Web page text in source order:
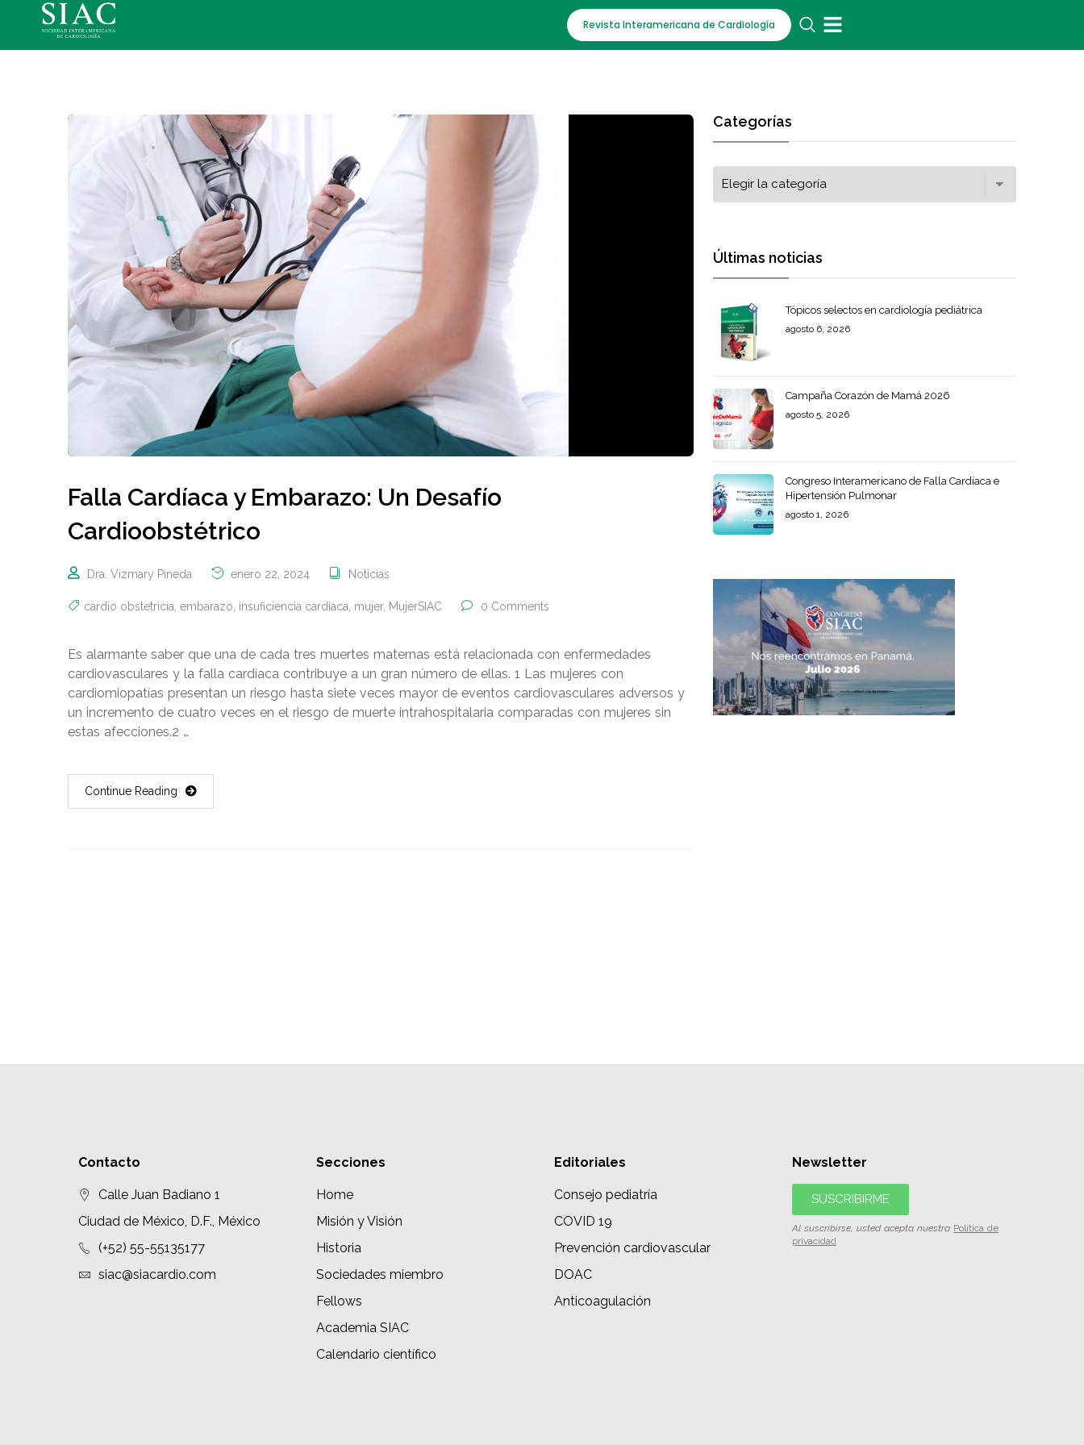
Revista Interamericana de Cardiología
Falla Cardíaca y Embarazo: Un Desafío
Cardioobstétrico
Dra. Vizmary Pineda enero 22, 2024 Noticias
cardio obstetricia embarazo insuficiencia cardíaca mujer, MujerSIAC 0 Comments
Es alarmante saber que una de cada tres muertes maternas está relacionada con enfermedades
cardiovasculares y la falla cardíaca contribuye a un gran número de ellas. 1 Las mujeres con
cardiomiopatías presentan un riesgo hasta siete veces mayor de eventos cardiovasculares adversos y
un incremento de cuatro veces en el riesgo de muerte intrahospitalaria comparadas con mujeres sin
estas afecciones.2 …
Continue Reading
Categorías
Últimas noticias
Tópicos selectos en cardiología pediátrica
agosto 6, 2026
Campaña Corazón de Mamá 2026
agosto 5, 2026
Congreso Interamericano de Falla Cardíaca e
Hipertensión Pulmonar
agosto 1, 2026
Contacto
Calle Juan Badiano 1
Ciudad de México, D.F., México
(+52) 55-55135177
siac@siacardio.com
Secciones
Home
Misión y Visión
Historia
Sociedades miembro
Fellows
Academia SIAC
Calendario científico
Editoriales
Consejo pediatría
COVID 19
Prevención cardiovascular
DOAC
Anticoagulación
Newsletter
SUSCRIBIRME
Al suscribirse, usted acepta nuestra Política de
privacidad